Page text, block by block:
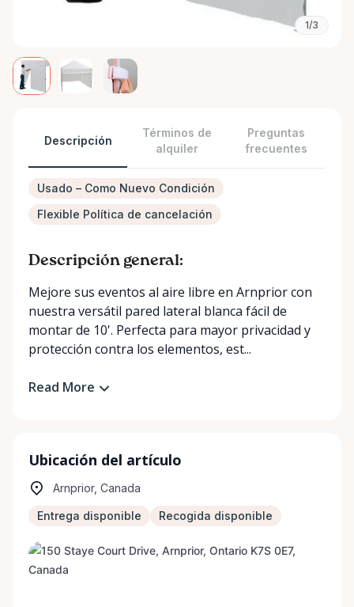
1/3
Descripción
Términos de
alquiler
Preguntas
frecuentes
Usado – Como Nuevo Condición
Flexible Política de cancelación
Descripción general:
Mejore sus eventos al aire libre en Arnprior con
nuestra versátil pared lateral blanca fácil de
montar de 10'. Perfecta para mayor privacidad y
protección contra los elementos, est...
Read More
Ubicación del artículo
Arnprior, Canada
Entrega disponible Recogida disponible